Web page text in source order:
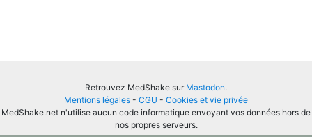
Retrouvez MedShake sur Mastodon.
Mentions légales - CGU - Cookies et vie privée
MedShake.net n'utilise aucun code informatique envoyant vos données hors de
nos propres serveurs.